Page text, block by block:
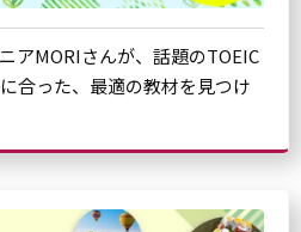
アMORIさんが、話題のTOEIC
合った、最適の教材を見つけ